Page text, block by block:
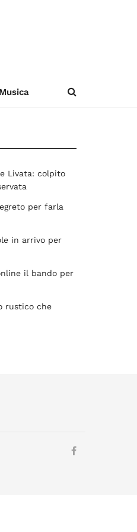
Musica
Livata: colpito
per farla
in arrivo per
il bando per
rustico che